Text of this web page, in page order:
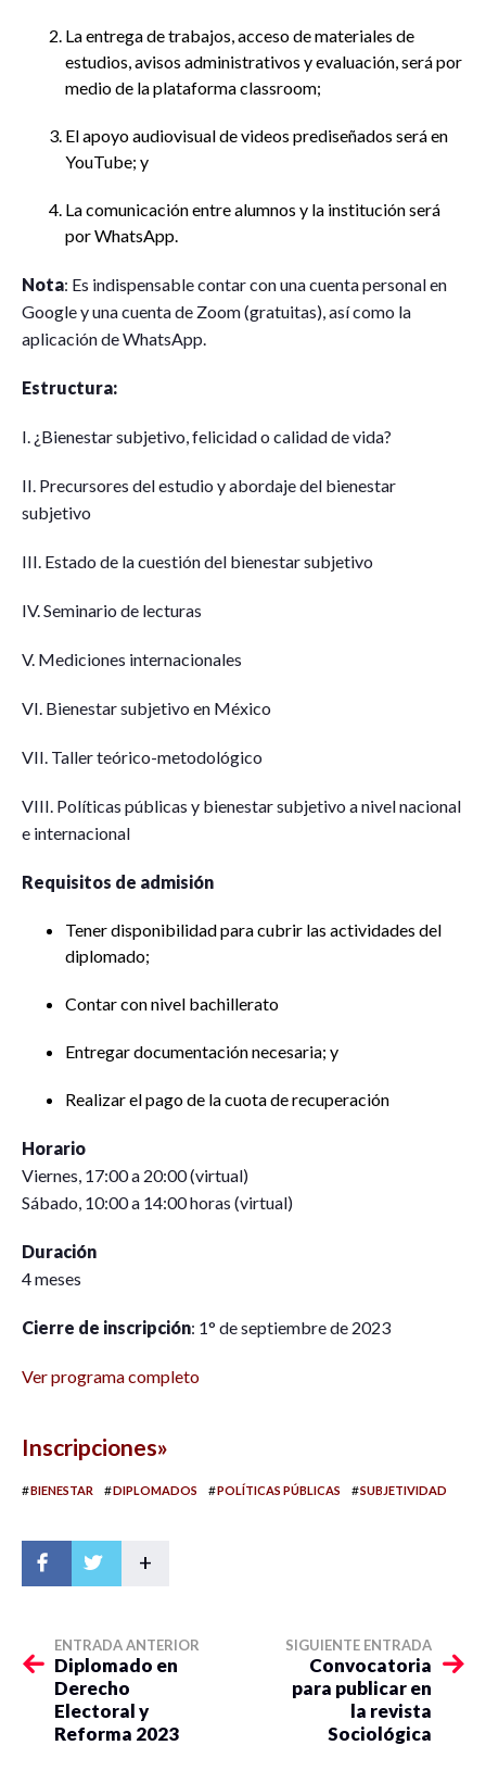
La entrega de trabajos, acceso de materiales de
estudios, avisos administrativos y evaluación, será por
medio de la plataforma classroom;
El apoyo audiovisual de videos prediseñados será en
YouTube; y
La comunicación entre alumnos y la institución será
por WhatsApp.
Nota: Es indispensable contar con una cuenta personal en
Google y una cuenta de Zoom (gratuitas), así como la
aplicación de WhatsApp.
Estructura:
I. ¿Bienestar subjetivo, felicidad o calidad de vida?
II. Precursores del estudio y abordaje del bienestar
subjetivo
III. Estado de la cuestión del bienestar subjetivo
IV. Seminario de lecturas
V. Mediciones internacionales
VI. Bienestar subjetivo en México
VII. Taller teórico-metodológico
VIII. Políticas públicas y bienestar subjetivo a nivel nacional
e internacional
Requisitos de admisión
Tener disponibilidad para cubrir las actividades del
diplomado;
Contar con nivel bachillerato
Entregar documentación necesaria; y
Realizar el pago de la cuota de recuperación
Horario
Viernes, 17:00 a 20:00 (virtual)
Sábado, 10:00 a 14:00 horas (virtual)
Duración
4 meses
Cierre de inscripción: 1° de septiembre de 2023
Ver programa completo
Inscripciones»
#BIENESTAR #DIPLOMADOS #POLÍTICAS PÚBLICAS #SUBJETIVIDAD
+
ENTRADA ANTERIOR
Diplomado en
Derecho
Electoral y
Reforma 2023
SIGUIENTE ENTRADA
Convocatoria
para publicar en
la revista
Sociológica